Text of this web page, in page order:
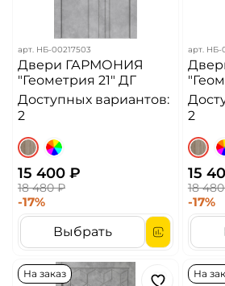
арт. НБ-00217503
Двери ГАРМОНИЯ
"Геометрия 21" ДГ
Доступных вариантов:
2
15 400 ₽
18 480 ₽
-17%
Выбрать
арт. НБ-
2
15
18
-17%
На заказ На